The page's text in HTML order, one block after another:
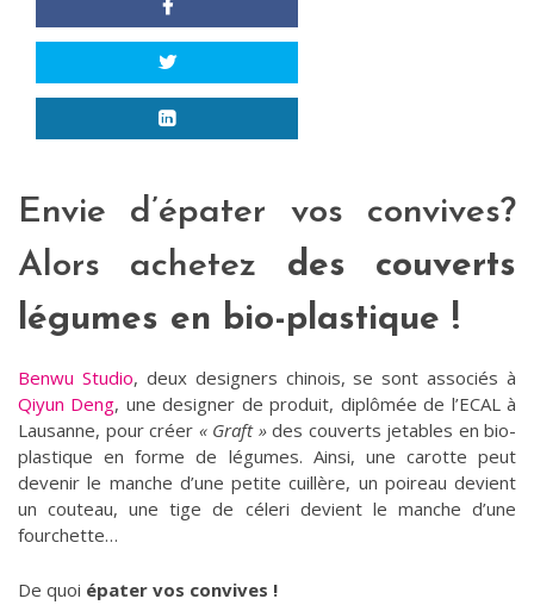
Envie d’épater vos convives?
Alors achetez des couverts
légumes en bio-plastique !
Benwu Studio, deux designers chinois, se sont associés à
Qiyun Deng, une designer de produit, diplômée de l’ECAL à
Lausanne, pour créer « Graft »des couverts jetables en bio-
plastique en forme de légumes. Ainsi, une carotte peut
devenir le manche d’une petite cuillère, un poireau devient
un couteau, une tige de céleri devient le manche d’une
fourchette…
De quoi épater vos convives !